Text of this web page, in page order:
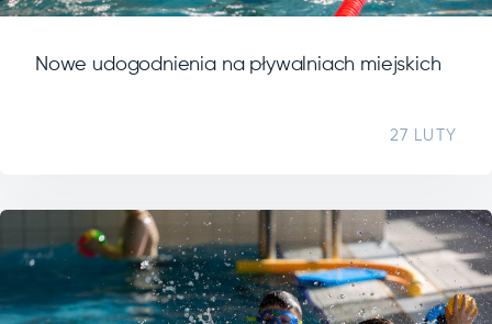
Nowe udogodnienia na pływalniach miejskich
27 LUTY